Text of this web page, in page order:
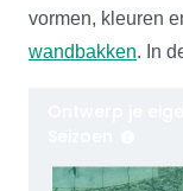
vormen, kleuren
wandbakken. In